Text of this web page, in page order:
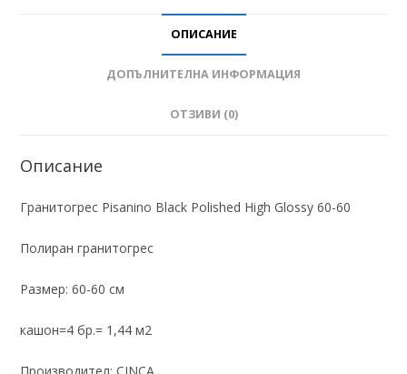
ОПИСАНИЕ
ДОПЪЛНИТЕЛНА ИНФОРМАЦИЯ
ОТЗИВИ (0)
Описание
Гранитогрес Pisanino Black Polished High Glossy 60-60
Полиран гранитогрес
Размер: 60-60 см
кашон=4 бр.= 1,44 м2